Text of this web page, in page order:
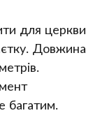
для церкви
Довжина
багатим.